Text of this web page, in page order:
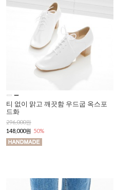
티 없이 맑고 깨끗함 우드굽 옥스포
드화
296,000원
148,000원 50%